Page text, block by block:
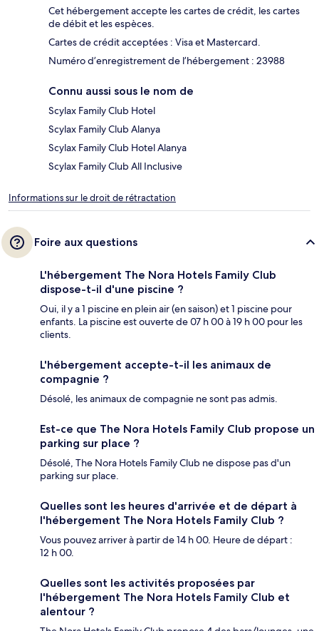
Cet hébergement accepte les cartes de crédit, les cartes
de débit et les espèces.
Cartes de crédit acceptées : Visa et Mastercard.
Numéro d’enregistrement de l’hébergement : 23988
Connu aussi sous le nom de
Scylax Family Club Hotel
Scylax Family Club Alanya
Scylax Family Club Hotel Alanya
Scylax Family Club All Inclusive
Informations sur le droit de rétractation
Foire aux questions
L'hébergement The Nora Hotels Family Club
dispose-t-il d'une piscine ?
Oui, il y a 1 piscine en plein air (en saison) et 1 piscine pour
enfants. La piscine est ouverte de 07 h 00 à 19 h 00 pour les
clients.
L'hébergement accepte-t-il les animaux de
compagnie ?
Désolé, les animaux de compagnie ne sont pas admis.
Est-ce que The Nora Hotels Family Club propose un
parking sur place ?
Désolé, The Nora Hotels Family Club ne dispose pas d'un
parking sur place.
Quelles sont les heures d'arrivée et de départ à
l'hébergement The Nora Hotels Family Club ?
Vous pouvez arriver à partir de 14 h 00. Heure de départ :
12 h 00.
Quelles sont les activités proposées par
l'hébergement The Nora Hotels Family Club et
alentour ?